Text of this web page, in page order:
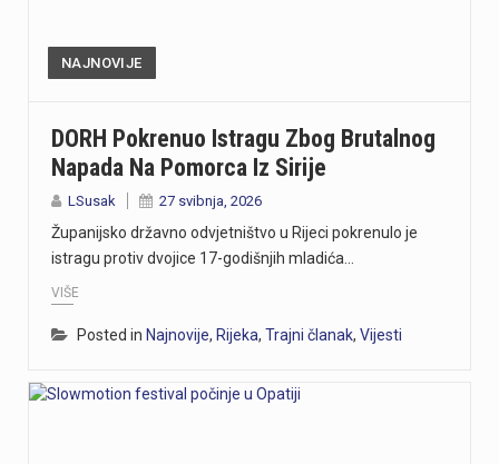
NAJNOVIJE
DORH Pokrenuo Istragu Zbog Brutalnog
Napada Na Pomorca Iz Sirije
LSusak 27 svibnja, 2026
Županijsko državno odvjetništvo u Rijeci pokrenulo je
istragu protiv dvojice 17-godišnjih mladića…
VIŠE
Posted in Najnovije, Rijeka, Trajni članak, Vijesti